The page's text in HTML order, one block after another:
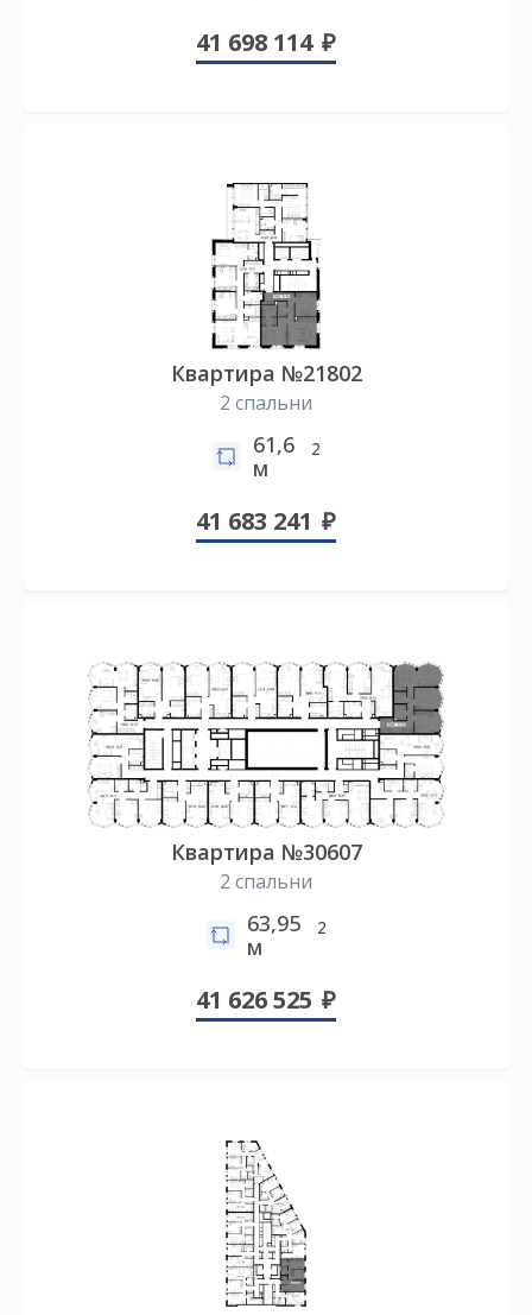
41 698 114
Квартира №21802
2 спальни
61,6
м
2
41 683 241
Квартира №30607
2 спальни
63,95
м
2
41 626 525